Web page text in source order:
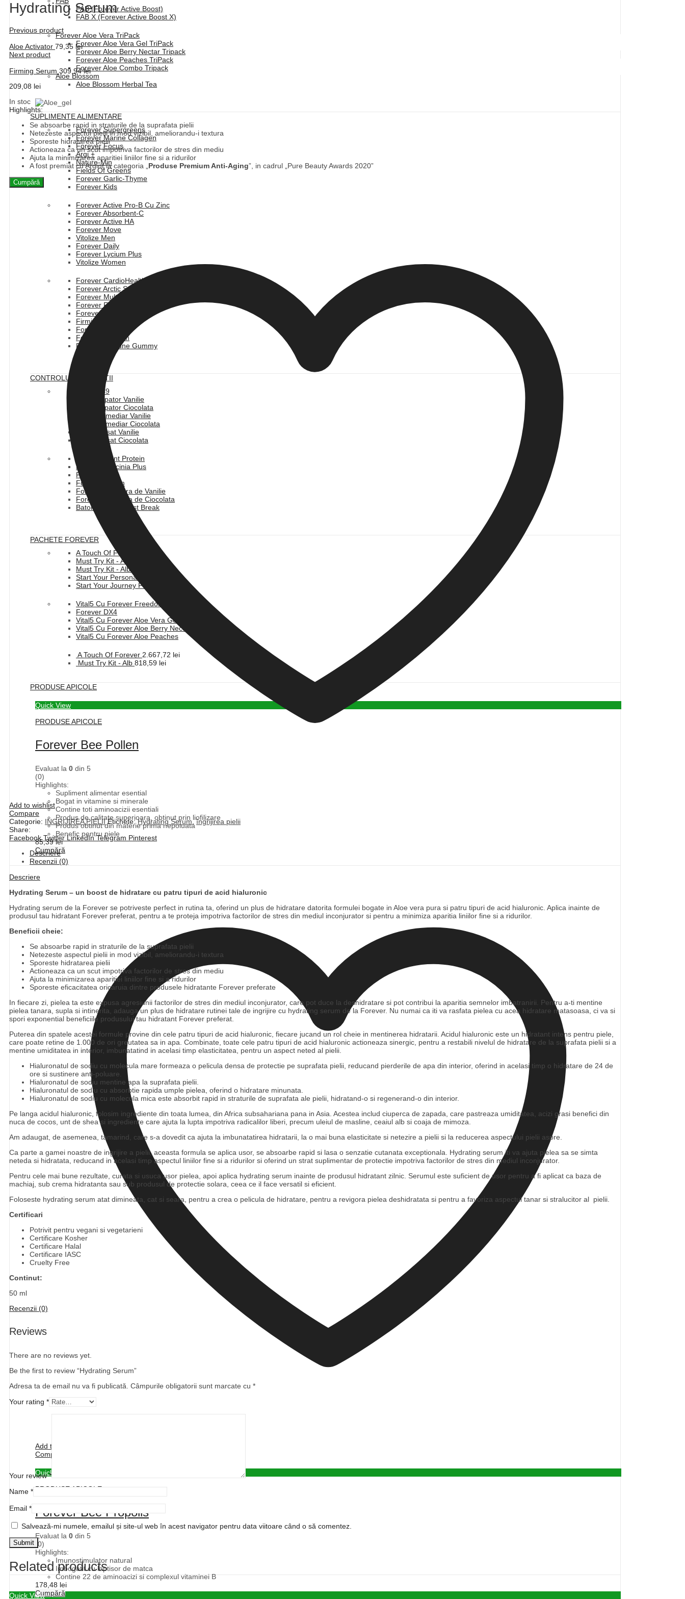
FAB (Forever Active Boost)
FAB X (Forever Active Boost X)
Forever Aloe Vera TriPack
Forever Aloe Vera Gel TriPack
Forever Aloe Berry Nectar Tripack
Forever Aloe Peaches TriPack
Forever Aloe Combo Tripack
Aloe Blossom
Aloe Blossom Herbal Tea
SUPLIMENTE ALIMENTARE
Forever Supergreens
Forever Marine Collagen
Forever Focus
Argi +
Nature-Min
Fields Of Greens
Forever Garlic-Thyme
Forever Kids
Forever Active Pro-B Cu Zinc
Forever Absorbent-C
Forever Active HA
Forever Move
Vitolize Men
Forever Daily
Forever Lycium Plus
Vitolize Women
Forever CardioHealth
Forever Arctic Sea
Forever Multi-Maca
Forever Fiber
Forever ImmuBlend
Firming Complex
Forever IVision
Forever Calcium
Forever Immune Gummy
CONTROLUL GREUTATII
Pachet C9
F15 Incepator Vanilie
F15 Incepator Ciocolata
F15 Intermediar Vanilie
F15 Intermediar Ciocolata
F15 Avansat Vanilie
F15 Avansat Ciocolata
Forever Plant Protein
Forever Garcinia Plus
Forever Lean
Forever Therm
Forever Lite Ultra de Vanilie
Forever Lite Ultra de Ciocolata
Baton Forever Fast Break
PACHETE FOREVER
A Touch Of Forever
Must Try Kit - Alb
Must Try Kit - Albastru
Start Your Personal Use Pack
Start Your Journey Pack
Vital5 Cu Forever Freedom
Forever DX4
Vital5 Cu Forever Aloe Vera Gel
Vital5 Cu Forever Aloe Berry Nectar
Vital5 Cu Forever Aloe Peaches
A Touch Of Forever 2.667,72 lei
Must Try Kit - Alb 818,59 lei
PRODUSE APICOLE
Quick View
PRODUSE APICOLE
Forever Bee Pollen
Evaluat la 0 din 5
(0)
Highlights:
Supliment alimentar esential
Bogat in vitamine si minerale
Contine toti aminoacizii esentiali
Produs de calitate superioara, obtinut prin liofilizare
Produs obtinut din materie prima nepoluata
Benefic pentru piele
85,39lei
Cumpără
Add to wishlist
Compare
Quick View
PRODUSE APICOLE
Forever Bee Propolis
Evaluat la 0 din 5
(0)
Highlights:
Imunostimulator natural
Imbogatit cu laptisor de matca
Contine 22 de aminoacizi si complexul vitaminei B
178,48 lei
Cumpără
Hydrating Serum
Previous product
Aloe Activator 79,35 lei
Next product
Firming Serum 309,94lei
209,08 lei
In stoc
Highlights:
Se absoarbe rapid in straturile de la suprafata pielii
Netezeste aspectul pielii in mod vizibil, ameliorandu-i textura
Sporeste hidratarea pielii
Actioneaza ca un scut impotriva factorilor de stres din mediu
Ajuta la minimizarea aparitiei liniilor fine si a ridurilor
A fost premiat cu Argint la categoria „ Produse Premium Anti-Aging”, in cadrul „Pure Beauty Awards 2020”
Cumpără
Add to wishlist
Compare
Categorie: INGRIJIREA PIELII Etichete:Hydrating Serum,îngrijirea pielii
Share:
Facebook Twitter LinkedIn Telegram Pinterest
Descriere
Recenzii (0)
Descriere
Hydrating Serum – un boost de hidratare cu patru tipuri de acid hialuronic
Hydrating serum de la Forever se potriveste perfect in rutina ta, oferind un plus de hidratare datorita formulei bogate in Aloe vera pura si patru tipuri de acid hialuronic. Aplica inainte de
produsul tau hidratant Forever preferat, pentru a te proteja impotriva factorilor de stres din mediul inconjurator si pentru a minimiza aparitia liniilor fine si a ridurilor.
Beneficii cheie:
Se absoarbe rapid in straturile de la suprafata pielii
Netezeste aspectul pielii in mod vizibil, ameliorandu-i textura
Sporeste hidratarea pielii
Actioneaza ca un scut impotriva factorilor de stres din mediu
Ajuta la minimizarea aparitiei liniilor fine si a ridurilor
Sporeste eficacitatea oricaruia dintre produsele hidratante Forever preferate
In fiecare zi, pielea ta este expusa agresiunii factorilor de stres din mediul inconjurator, care pot duce la deshidratare si pot contribui la aparitia semnelor imbatranirii. Pentru a-ti mentine
pielea tanara, supla si intinerita, adauga un plus de hidratare rutinei tale de ingrijire cu hydrating serum de la Forever. Nu numai ca iti va rasfata pielea cu acea hidratare matasoasa, ci va si
spori exponential beneficiile produsului tau hidratant Forever preferat.
Puterea din spatele acestei formule provine din cele patru tipuri de acid hialuronic, fiecare jucand un rol cheie in mentinerea hidratarii. Acidul hialuronic este un hidratant intens pentru piele,
care poate retine de 1.000 de ori greutatea sa in apa. Combinate, toate cele patru tipuri de acid hialuronic actioneaza sinergic, pentru a restabili nivelul de hidratare de la suprafata pielii si a
mentine umiditatea in interior, imbunatatind in acelasi timp elasticitatea, pentru un aspect neted al pielii.
Hialuronatul de sodiu cu molecula mare formeaza o pelicula densa de protectie pe suprafata pielii, reducand pierderile de apa din interior, oferind in acelasi timp o hidratare de 24 de
ore si sustinere anti-poluare.
Hialuronatul de sodiu mentine apa la suprafata pielii.
Hialuronatul de sodiu cu absorbtie rapida umple pielea, oferind o hidratare minunata.
Hialuronatul de sodiu cu molecula mica este absorbit rapid in straturile de suprafata ale pielii, hidratand-o si regenerand-o din interior.
Pe langa acidul hialuronic, folosim ingrediente din toata lumea, din Africa subsahariana pana in Asia. Acestea includ ciuperca de zapada, care pastreaza umiditatea, acizi grasi benefici din
nuca de cocos, unt de shea si ingrediente care ajuta la lupta impotriva radicalilor liberi, precum uleiul de masline, ceaiul alb si coaja de mimoza.
Am adaugat, de asemenea, tamarind, care s-a dovedit ca ajuta la imbunatatirea hidratarii, la o mai buna elasticitate si netezire a pielii si la reducerea aspectului pielii aspre.
Ca parte a gamei noastre de ingrijire a pielii, aceasta formula se aplica usor, se absoarbe rapid si lasa o senzatie cutanata exceptionala. Hydrating serum iti va ajuta pielea sa se simta
neteda si hidratata, reducand in acelasi timp aspectul liniilor fine si a ridurilor si oferind un strat suplimentar de protectie impotriva factorilor de stres din mediul inconjurator.
Pentru cele mai bune rezultate, curata si usuca usor pielea, apoi aplica hydrating serum inainte de produsul hidratant zilnic. Serumul este suficient de usor pentru a fi aplicat ca baza de
machiaj, sub crema hidratanta sau sub produsul de protectie solara, ceea ce il face versatil si eficient.
Foloseste hydrating serum atat dimineata, cat si seara, pentru a crea o pelicula de hidratare, pentru a revigora pielea deshidratata si pentru a favoriza aspectul tanar si stralucitor al pielii.
Certificari
Potrivit pentru vegani si vegetarieni
Certificare Kosher
Certificare Halal
Certificare IASC
Cruelty Free
Continut:
50 ml
Recenzii (0)
Reviews
There are no reviews yet.
Be the first to review “Hydrating Serum”
Adresa ta de email nu va fi publicată. Câmpurile obligatorii sunt marcate cu *
Your rating *
Your review*
Name *
Email *
Salvează-mi numele, emailul și site-ul web în acest navigator pentru data viitoare când o să comentez.
Related products
Quick View